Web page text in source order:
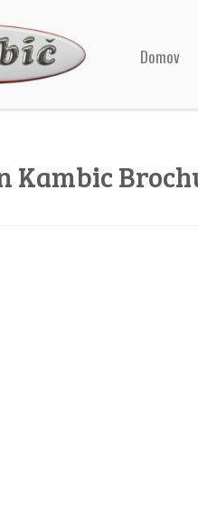
Domov
Kambic